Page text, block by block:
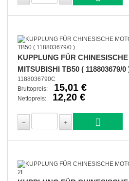
KUPPLUNG FÜR
MITSUBISHI TB50 ( 118803679/0
1188036790C
Bruttopreis:
15,01 €
Nettopreis: 12,20 €